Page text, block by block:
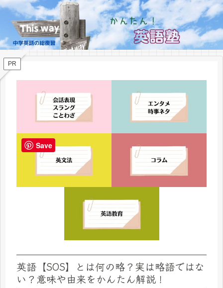
PR
英語【SOS】とは何の略？実は略語ではな
い？意味や由来をかんたん解説！
Save